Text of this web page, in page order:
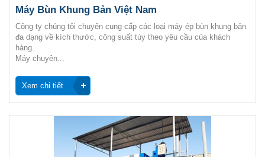
Máy Bùn Khung Bản Việt Nam
Công ty chúng tôi chuyên cung cấp các loại máy ép bùn khung bản
đa dạng về kích thước, công suất tùy theo yêu cầu của khách
hàng.
Máy chuyên...
Xem chi tiết